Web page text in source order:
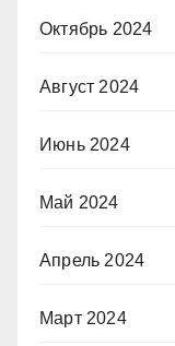
Октябрь 2024
Август 2024
Июнь 2024
Май 2024
Апрель 2024
Март 2024